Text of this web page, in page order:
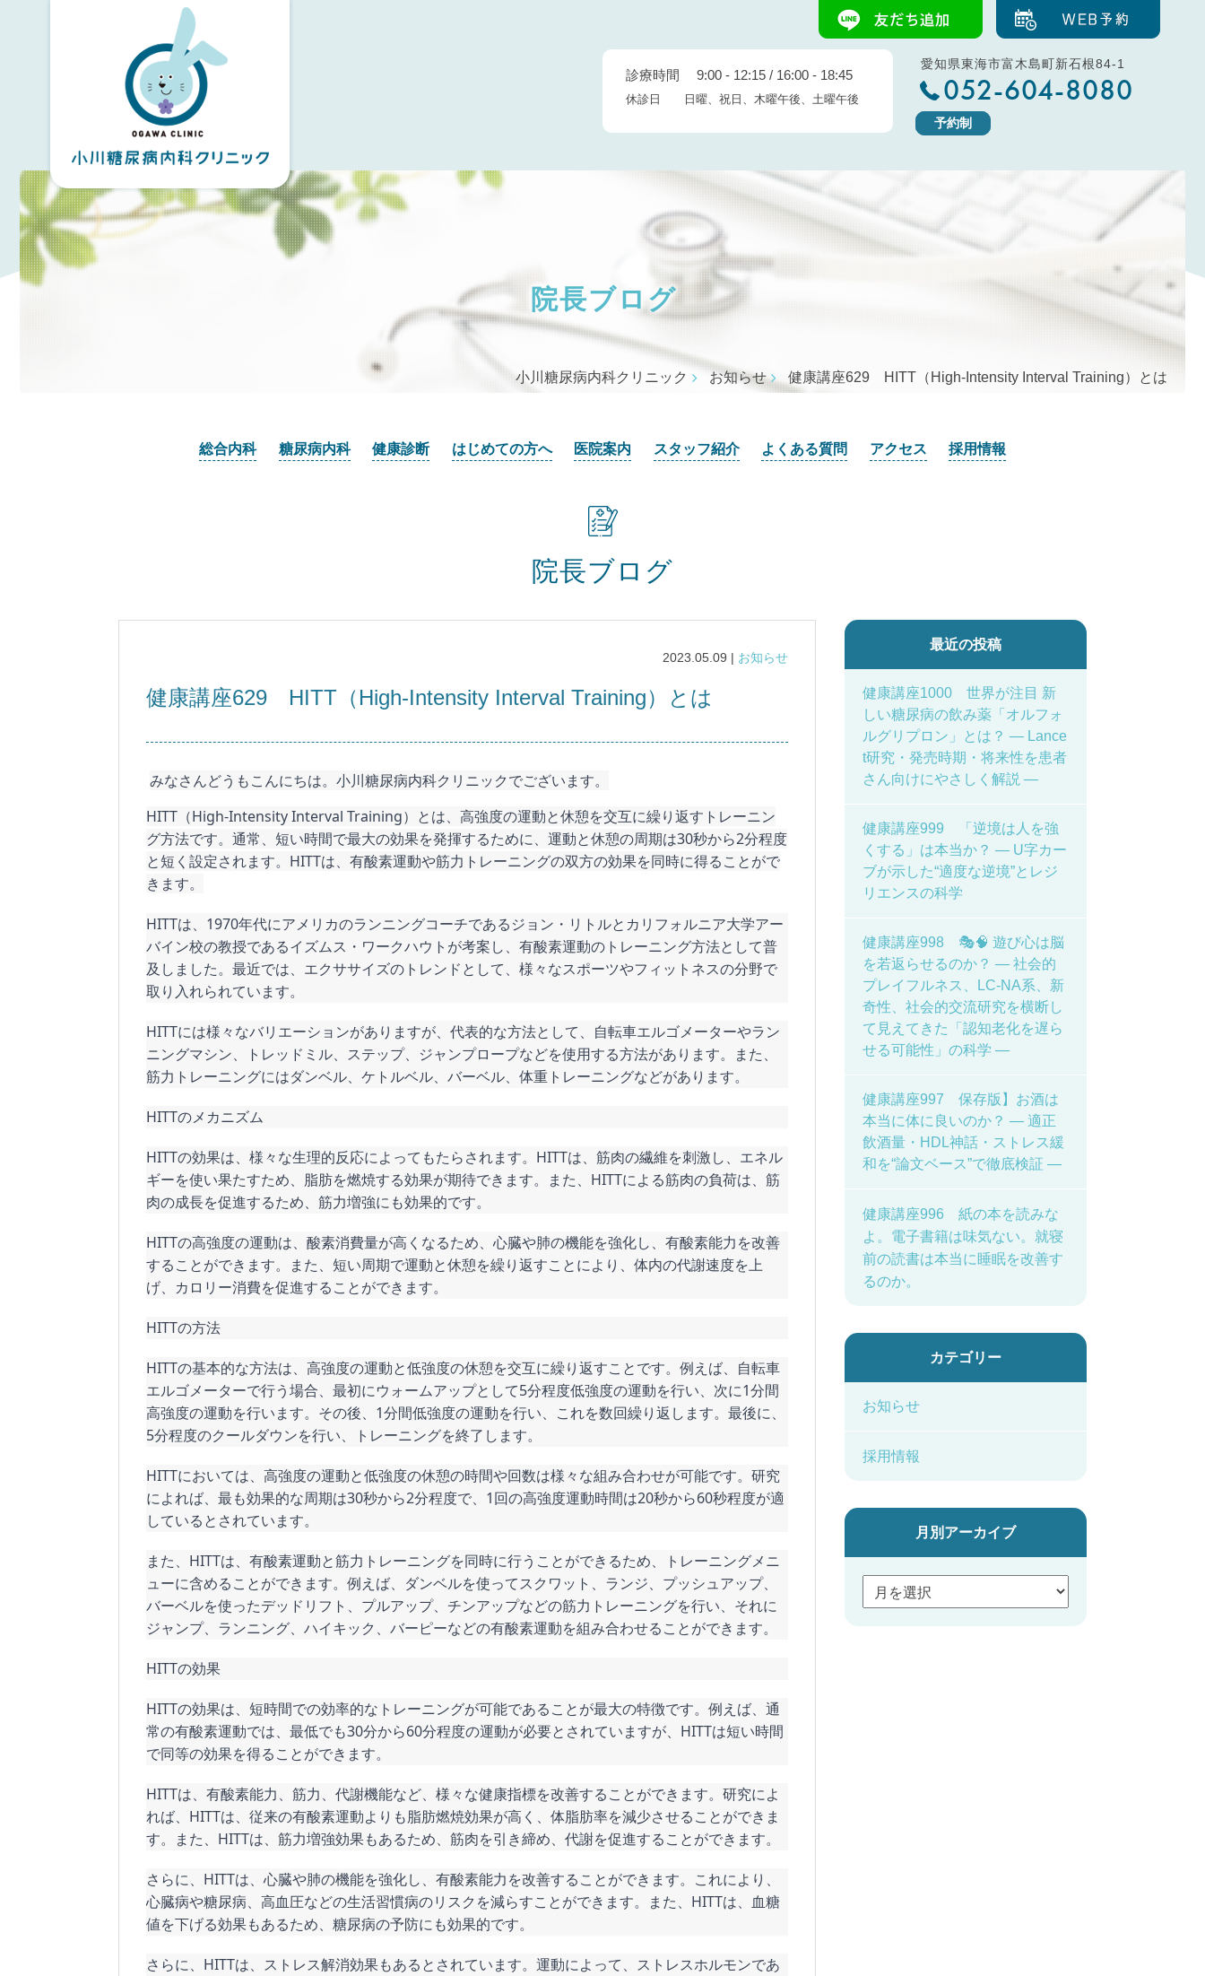
診療時間 9:00 - 12:15 / 16:00 - 18:45
休診日 日曜、祝日、木曜午後、土曜午後
愛知県東海市富木島町新石根84-1
052-604-8080
予約制
院長ブログ
小川糖尿病内科クリニック お知らせ 健康講座629 HITT（High-Intensity Interval Training）とは
総合内科 糖尿病内科 健康診断 はじめての方へ 医院案内 スタッフ紹介 よくある質問 アクセス 採用情報
院長ブログ
2023.05.09 | お知らせ
健康講座629 HITT（High-Intensity Interval Training）とは
みなさんどうもこんにちは。小川糖尿病内科クリニックでございます。
HITT（High-Intensity Interval Training）とは、高強度の運動と休憩を交互に繰り返すトレーニン
グ方法です。通常、短い時間で最大の効果を発揮するために、運動と休憩の周期は30秒から2分程度
と短く設定されます。HITTは、有酸素運動や筋力トレーニングの双方の効果を同時に得ることがで
きます。
HITTは、1970年代にアメリカのランニングコーチであるジョン・リトルとカリフォルニア大学アー
バイン校の教授であるイズムス・ワークハウトが考案し、有酸素運動のトレーニング方法として普
及しました。最近では、エクササイズのトレンドとして、様々なスポーツやフィットネスの分野で
取り入れられています。
HITTには様々なバリエーションがありますが、代表的な方法として、自転車エルゴメーターやラン
ニングマシン、トレッドミル、ステップ、ジャンプロープなどを使用する方法があります。また、
筋力トレーニングにはダンベル、ケトルベル、バーベル、体重トレーニングなどがあります。
HITTのメカニズム
HITTの効果は、様々な生理的反応によってもたらされます。HITTは、筋肉の繊維を刺激し、エネル
ギーを使い果たすため、脂肪を燃焼する効果が期待できます。また、HITTによる筋肉の負荷は、筋
肉の成長を促進するため、筋力増強にも効果的です。
HITTの高強度の運動は、酸素消費量が高くなるため、心臓や肺の機能を強化し、有酸素能力を改善
することができます。また、短い周期で運動と休憩を繰り返すことにより、体内の代謝速度を上
げ、カロリー消費を促進することができます。
HITTの方法
HITTの基本的な方法は、高強度の運動と低強度の休憩を交互に繰り返すことです。例えば、自転車
エルゴメーターで行う場合、最初にウォームアップとして5分程度低強度の運動を行い、次に1分間
高強度の運動を行います。その後、1分間低強度の運動を行い、これを数回繰り返します。最後に、
5分程度のクールダウンを行い、トレーニングを終了します。
HITTにおいては、高強度の運動と低強度の休憩の時間や回数は様々な組み合わせが可能です。研究
によれば、最も効果的な周期は30秒から2分程度で、1回の高強度運動時間は20秒から60秒程度が適
しているとされています。
また、HITTは、有酸素運動と筋力トレーニングを同時に行うことができるため、トレーニングメニ
ューに含めることができます。例えば、ダンベルを使ってスクワット、ランジ、プッシュアップ、
バーベルを使ったデッドリフト、プルアップ、チンアップなどの筋力トレーニングを行い、それに
ジャンプ、ランニング、ハイキック、バーピーなどの有酸素運動を組み合わせることができます。
HITTの効果
HITTの効果は、短時間での効率的なトレーニングが可能であることが最大の特徴です。例えば、通
常の有酸素運動では、最低でも30分から60分程度の運動が必要とされていますが、HITTは短い時間
で同等の効果を得ることができます。
HITTは、有酸素能力、筋力、代謝機能など、様々な健康指標を改善することができます。研究によ
れば、HITTは、従来の有酸素運動よりも脂肪燃焼効果が高く、体脂肪率を減少させることができま
す。また、HITTは、筋力増強効果もあるため、筋肉を引き締め、代謝を促進することができます。
さらに、HITTは、心臓や肺の機能を強化し、有酸素能力を改善することができます。これにより、
心臓病や糖尿病、高血圧などの生活習慣病のリスクを減らすことができます。また、HITTは、血糖
値を下げる効果もあるため、糖尿病の予防にも効果的です。
さらに、HITTは、ストレス解消効果もあるとされています。運動によって、ストレスホルモンであ
最近の投稿
健康講座1000 世界が注目 新
しい糖尿病の飲み薬「オルフォ
ルグリプロン」とは？ ― Lance
t研究・発売時期・将来性を患者
さん向けにやさしく解説 ―
健康講座999 「逆境は人を強
くする」は本当か？ ― U字カー
ブが示した“適度な逆境”とレジ
リエンスの科学
健康講座998 🎭🧠 遊び心は脳
を若返らせるのか？ ― 社会的
プレイフルネス、LC-NA系、新
奇性、社会的交流研究を横断し
て見えてきた「認知老化を遅ら
せる可能性」の科学 ―
健康講座997 保存版】お酒は
本当に体に良いのか？ ― 適正
飲酒量・HDL神話・ストレス緩
和を“論文ベース”で徹底検証 ―
健康講座996 紙の本を読みな
よ。電子書籍は味気ない。就寝
前の読書は本当に睡眠を改善す
るのか。
カテゴリー
お知らせ
採用情報
月別アーカイブ